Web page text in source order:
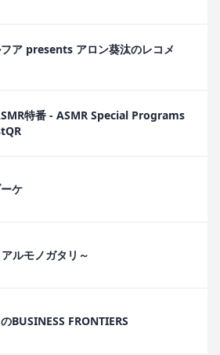
ア presents アロン葵汰のレコメ
特番 - ASMR Special Programs
ケ
ルモノガタリ～
BUSINESS FRONTIERS